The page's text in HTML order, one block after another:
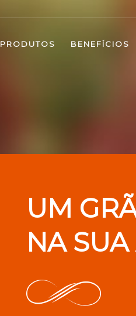
PRODUTOS BENEFÍCIOS
UM
NA